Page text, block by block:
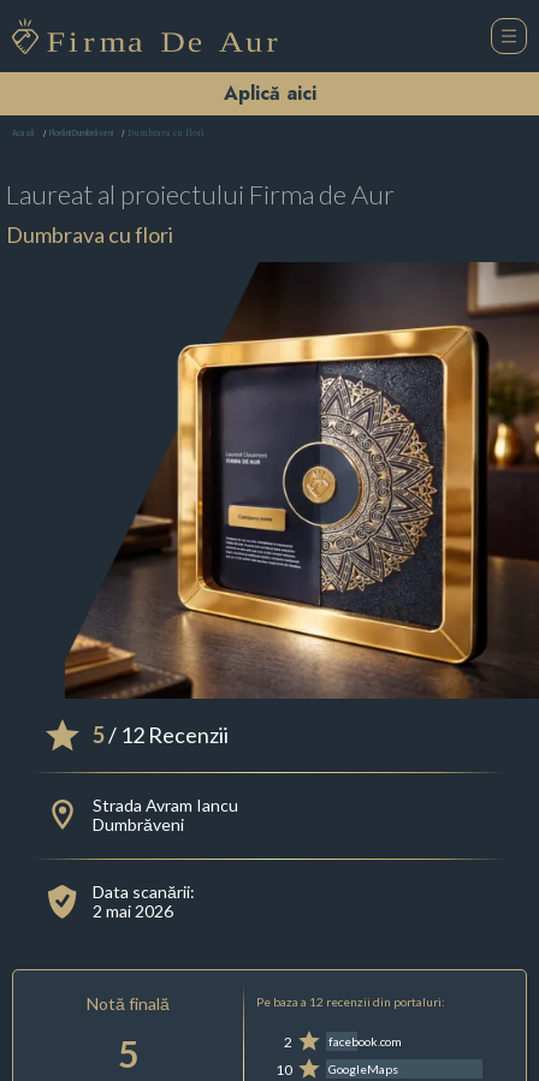
Aplică aici
Acasă Florării Dumbrăveni Dumbrava cu flori
Laureat al proiectului Firma de Aur
Dumbrava cu flori
5/ 12 Recenzii
Strada Avram Iancu
Dumbrăveni
Data scanării:
2 mai 2026
Notă finală
5
Pe baza a 12 recenzii din portaluri:
2 facebook.com
10 GoogleMaps